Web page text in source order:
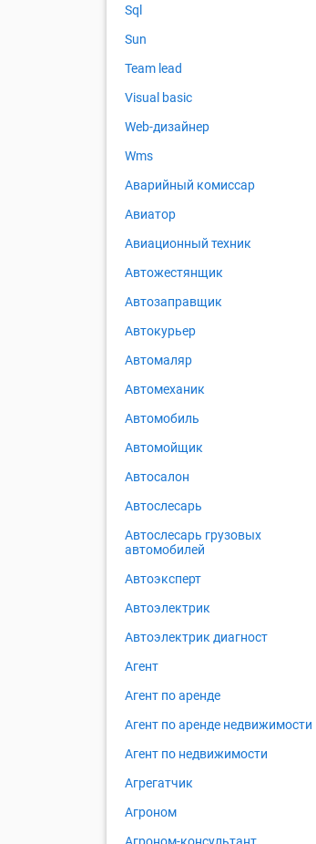
Sql
Sun
Team lead
Visual basic
Web-дизайнер
Wms
Аварийный комиссар
Авиатор
Авиационный техник
Автожестянщик
Автозаправщик
Автокурьер
Автомаляр
Автомеханик
Автомобиль
Автомойщик
Автосалон
Автослесарь
Автослесарь грузовых
автомобилей
Автоэксперт
Автоэлектрик
Автоэлектрик диагност
Агент
Агент по аренде
Агент по аренде недвижимости
Агент по недвижимости
Агрегатчик
Агроном